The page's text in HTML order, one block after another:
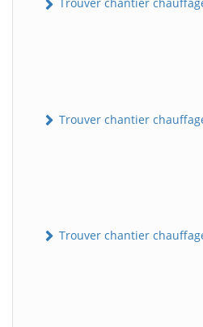
Trouver chantier
Trouver chantier